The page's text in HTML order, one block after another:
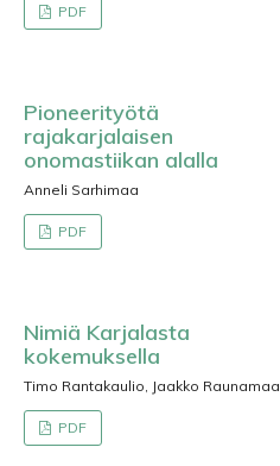
PDF
Pioneerityötä
rajakarjalaisen
onomastiikan alalla
Anneli Sarhimaa
PDF
Nimiä Karjalasta
kokemuksella
Timo Rantakaulio, Jaakko Raunamaa
PDF